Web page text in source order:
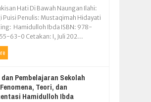
Hati Di Bawah Naungan Ilahi:
Puisi Penulis: Mustaqimah Hidayati
Hamidulloh Ibda ISBN: 978-
63-0 Cetakan: I, Juli 202...
Pembelajaran Sekolah
Teori, dan
Hamidulloh Ibda